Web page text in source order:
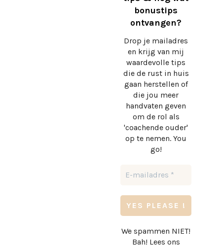
bonustips
ontvangen?
Drop je mailadres
en krijg van mij
waardevolle tips
die de rust in huis
gaan herstellen of
die jou meer
handvaten geven
om de rol als
'coachende ouder'
op te nemen. You
go!
We spammen NIET!
Bah! Lees ons